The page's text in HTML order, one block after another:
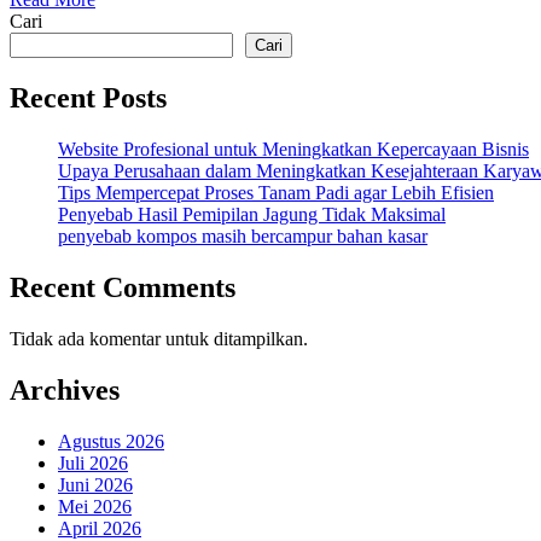
di
Cari
Cari
Recent Posts
Website Profesional untuk Meningkatkan Kepercayaan Bisnis
Upaya Perusahaan dalam Meningkatkan Kesejahteraan
Tips Mempercepat Proses Tanam Padi agar Lebih Efisien
Penyebab Hasil Pemipilan Jagung Tidak Maksimal
penyebab kompos masih bercampur bahan kasar
Recent Comments
Tidak ada komentar untuk ditampilkan.
Archives
Agustus 2026
Juli 2026
Juni 2026
Mei 2026
April 2026